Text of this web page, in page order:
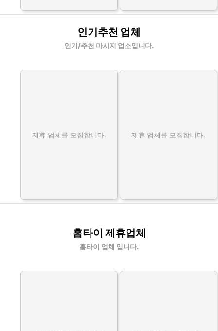
인기추천 업체
인기/추천 마사지 업소입니다.
제휴 업체를 모집합니다. 제휴 업체를 모집합니다.
홈타이 제휴업체
홈타이 업체 입니다.